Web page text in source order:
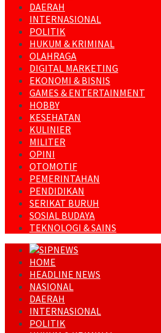
DAERAH
INTERNASIONAL
POLITIK
HUKUM & KRIMINAL
OLAHRAGA
DIGITAL MARKETING
EKONOMI & BISNIS
GAMES & ENTERTAINMENT
HOBBY
KESEHATAN
KULINIER
MILITER
OPINI
OTOMOTIF
PEMERINTAHAN
PENDIDIKAN
SERIKAT BURUH
SOSIAL BUDAYA
TEKNOLOGI & SAINS
HOME
HEADLINE NEWS
NASIONAL
DAERAH
INTERNASIONAL
POLITIK